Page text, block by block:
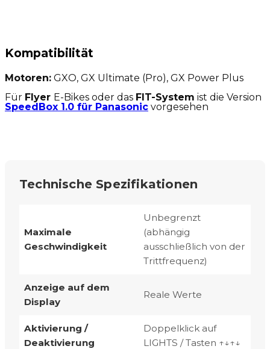
Kompatibilität
Motoren: GXO, GX Ultimate (Pro), GX Power Plus
Für Flyer E-Bikes oder das FIT-System ist die Version
SpeedBox 1.0 für Panasonic vorgesehen
Technische Spezifikationen
Maximale
Geschwindigkeit
Unbegrenzt
(abhängig
ausschließlich von der
Trittfrequenz)
Anzeige auf dem
Display
Reale Werte
Aktivierung /
Deaktivierung
Doppelklick auf
LIGHTS / Tasten ↑↓↑↓